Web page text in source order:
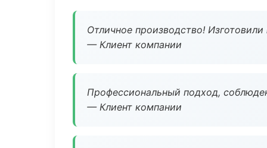
Отличное производство!
— Клиент компании
Профессиональный подход,
— Клиент компании